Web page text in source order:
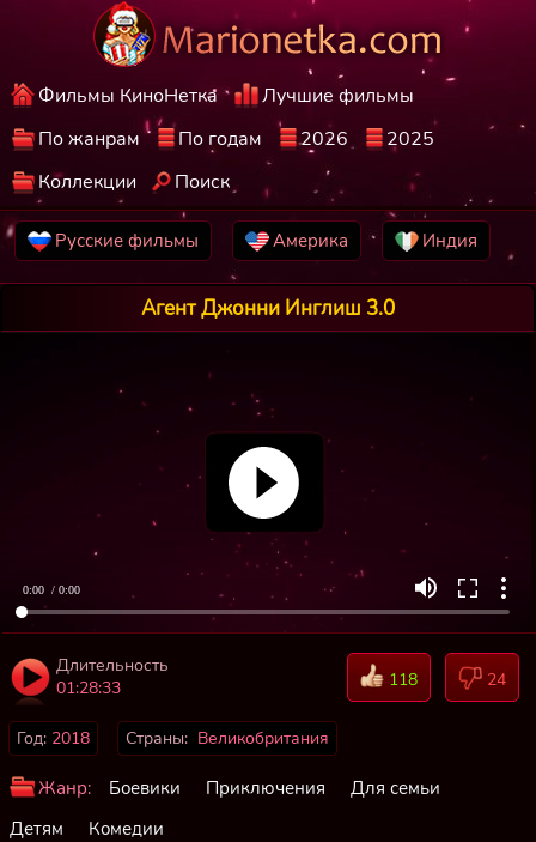
Фильмы КиноНетка
Лучшие фильмы
По жанрам
По годам 2026
2025
Коллекции
Поиск
Русские фильмы Америка Индия
Агент Джонни Инглиш 3.0
0:00 / 0:00
Длительность
01:28:33
118 24
Год: 2018 Страны: Великобритания
Жанр: Боевики Приключения
Для семьи
Детям
Комедии